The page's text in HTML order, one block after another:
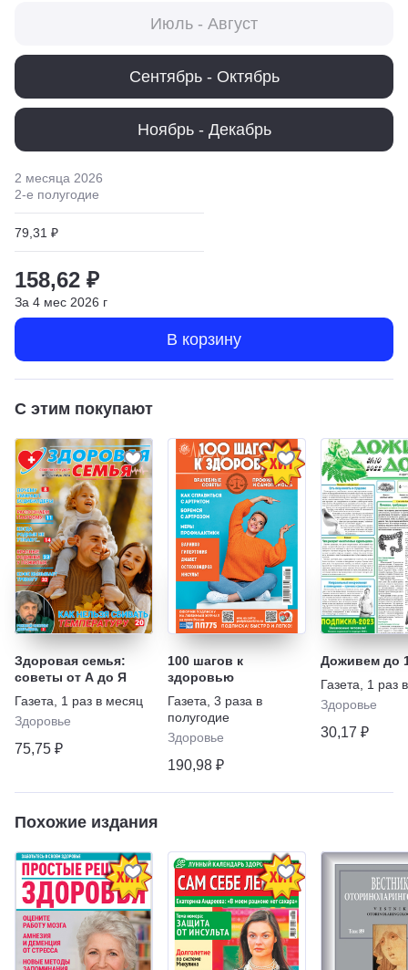
Июль - Август
Сентябрь - Октябрь
Ноябрь - Декабрь
2 месяца 2026
2-е полугодие
79,31 ₽
158,62 ₽
За 4 мес 2026 г
В корзину
С этим покупают
Здоровая семья:
советы от А до Я
Газета
1 раз в месяц
Здоровье
75,75 ₽
100 шагов к
здоровью
Газета 3 раза в
полугодие
Здоровье
190,98 ₽
Доживем до
Газета
1 раз
Здоровье
30,17 ₽
Похожие издания